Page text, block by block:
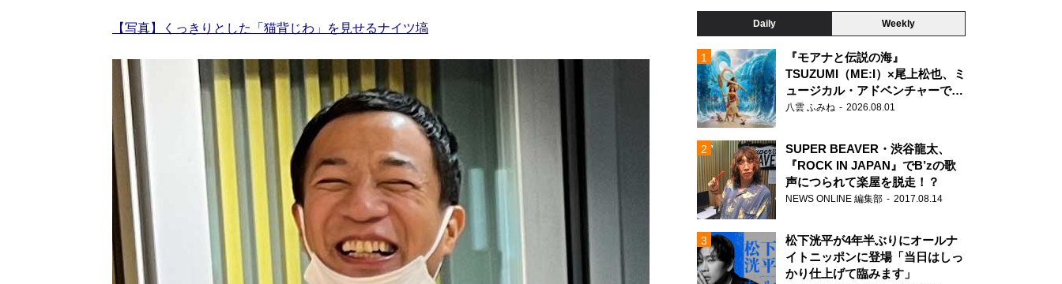
【写真】くっきりとした「猫背じわ」を見せるナイツ塙 Daily Weekly
『モアナと伝説の海』
TSUZUMI（ME:I）×尾上松也、ミ
ュージカル・アドベンチャーで美
声を響かせる
八雲 ふみね 2026.08.01
SUPER BEAVER・渋谷龍太、
『ROCK IN JAPAN』でB’zの歌
声につられて楽屋を脱走！？
NEWS ONLINE 編集部 2017.08.14
松下洸平が4年半ぶりにオールナ
イトニッポンに登場「当日はしっ
かり仕上げて臨みます」